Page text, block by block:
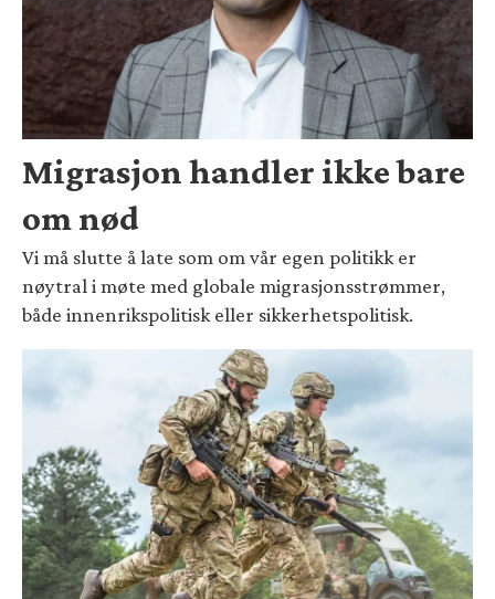
Migrasjon handler ikke bare
om nød
Vi må slutte å late som om vår egen politikk er
nøytral i møte med globale migrasjonsstrømmer,
både innenrikspolitisk eller sikkerhetspolitisk.